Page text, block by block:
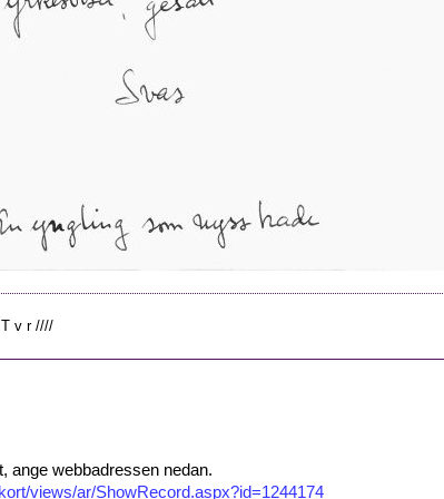
v r ////
ange webbadressen nedan.
views/ar/ShowRecord.aspx?id=1244174